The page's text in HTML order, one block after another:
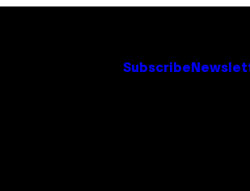
Subscribe